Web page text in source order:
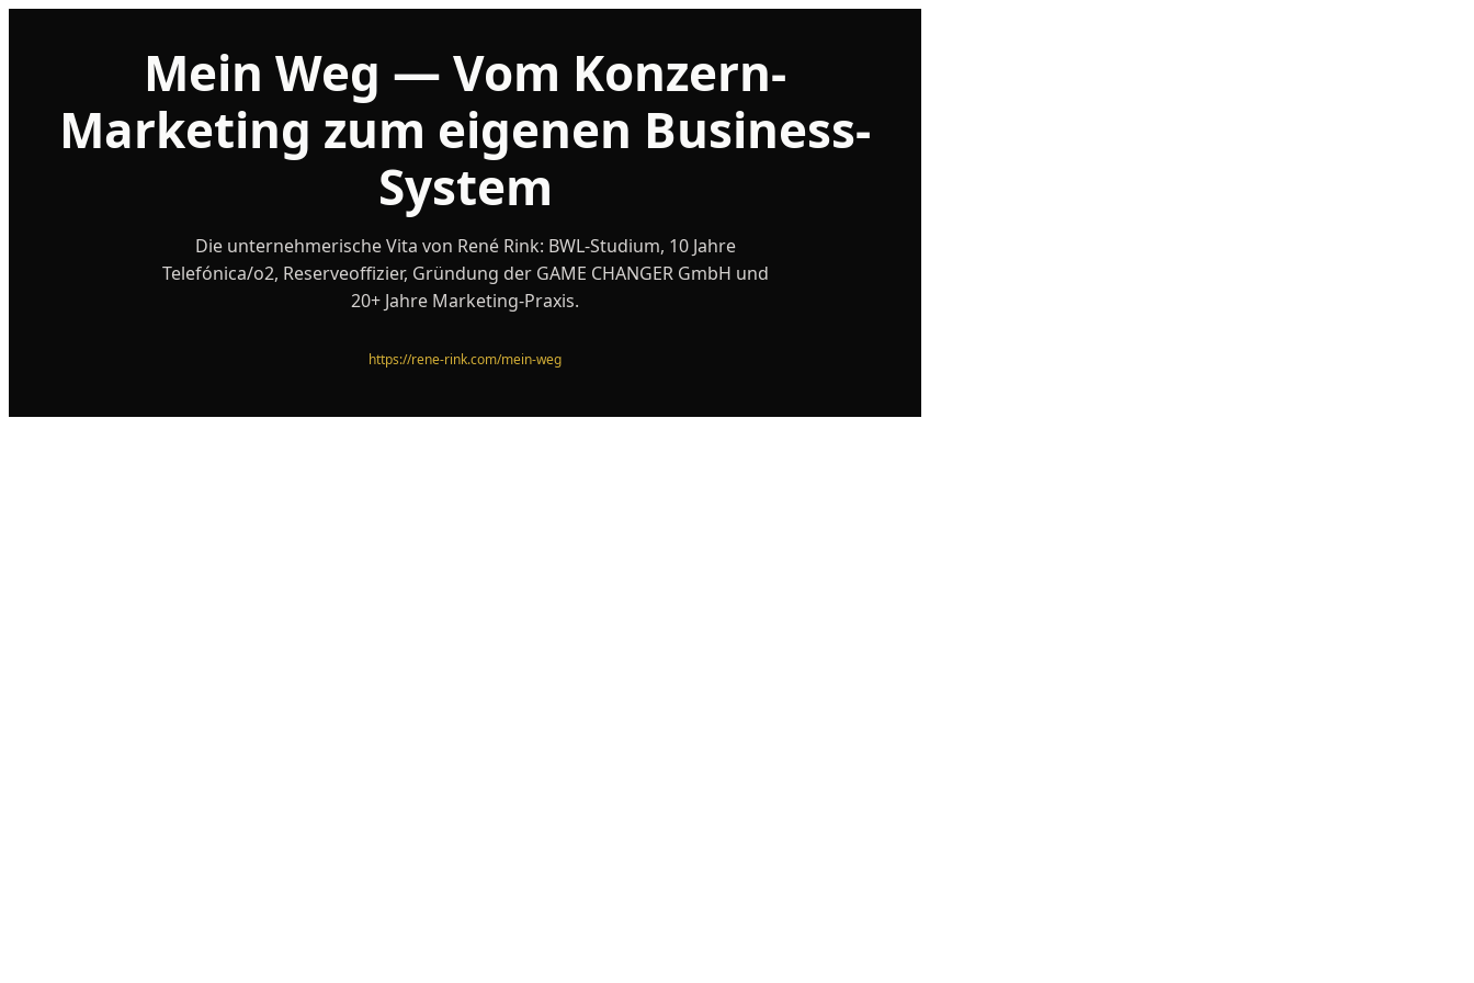
Mein Weg — Vom Konzern-
Marketing zum eigenen Business-
System
Die unternehmerische Vita von René Rink: BWL-Studium, 10 Jahre
Telefónica/o2, Reserveoffizier, Gründung der GAME CHANGER GmbH und
20+ Jahre Marketing-Praxis.
https://rene-rink.com/mein-weg